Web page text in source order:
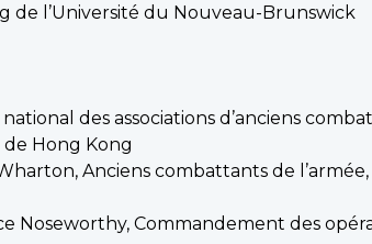
de l’Université du Nouveau-Brunswick
des associations d’anciens
Hong Kong
Anciens combattants de
Noseworthy, Commandement des